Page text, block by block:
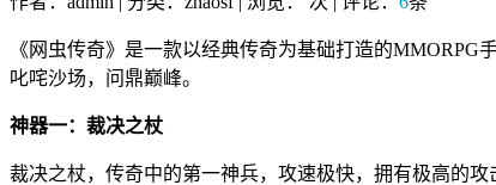
《网虫传奇》是一款以经典传奇为基础打造的
叱咤沙场，问鼎巅峰。
神器一：裁决之杖
裁决之杖，传奇中的第一神兵，攻速极快，拥有极高的